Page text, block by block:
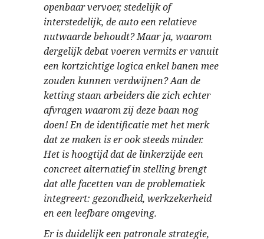
openbaar vervoer, stedelijk of
interstedelijk, de auto een relatieve
nutwaarde behoudt? Maar ja, waarom
dergelijk debat voeren vermits er vanuit
een kortzichtige logica enkel banen mee
zouden kunnen verdwijnen? Aan de
ketting staan arbeiders die zich echter
afvragen waarom zij deze baan nog
doen! En de identificatie met het merk
dat ze maken is er ook steeds minder.
Het is hoogtijd dat de linkerzijde een
concreet alternatief in stelling brengt
dat alle facetten van de problematiek
integreert: gezondheid, werkzekerheid
en een leefbare omgeving.
Er is duidelijk een patronale strategie,